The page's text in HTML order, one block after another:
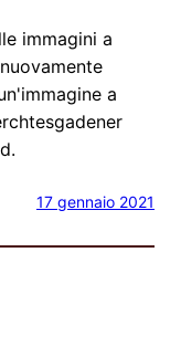
immagini a
a
17 gennaio 2021